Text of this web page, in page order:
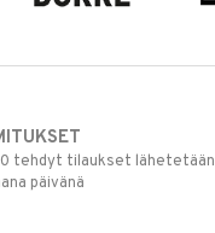
tehdyt tilaukset lähetetään
päivänä